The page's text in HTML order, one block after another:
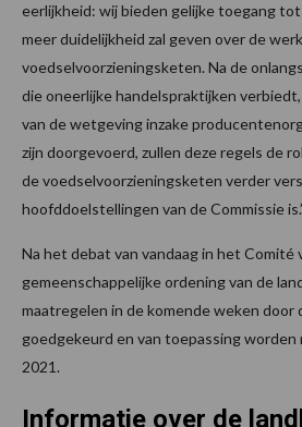
eerlijkheid: wij bieden gelijke toegang
meer duidelijkheid zal geven over de
voedselvoorzieningsketen. Na de
die oneerlijke handelspraktijken
van de wetgeving inzake
zijn doorgevoerd, zullen deze regels de
de voedselvoorzieningsketen verder
hoofddoelstellingen van de Commissie
Na het debat van vandaag in het Comité
gemeenschappelijke ordening van de
maatregelen in de komende weken door
goedgekeurd en van toepassing worden
2021.
Informatie over de